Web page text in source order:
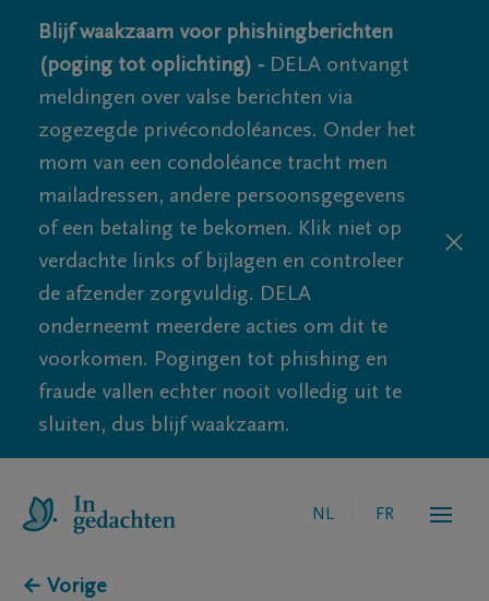
Blijf waakzaam voor phishingberichten
(poging tot oplichting) - DELA ontvangt
meldingen over valse berichten via
zogezegde privécondoléances. Onder het
mom van een condoléance tracht men
mailadressen, andere persoonsgegevens
of een betaling te bekomen. Klik niet op
verdachte links of bijlagen en controleer
de afzender zorgvuldig. DELA
onderneemt meerdere acties om dit te
voorkomen. Pogingen tot phishing en
fraude vallen echter nooit volledig uit te
sluiten, dus blijf waakzaam.
NL FR
← Vorige